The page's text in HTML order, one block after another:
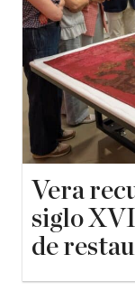
Vera
siglo
de